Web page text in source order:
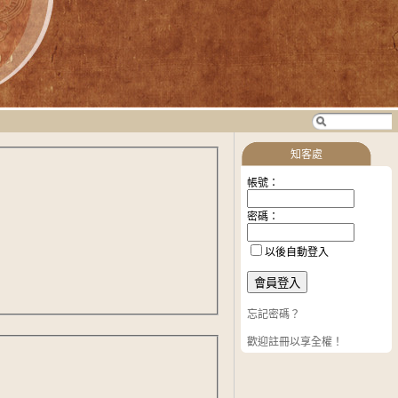
知客處
帳號：
密碼：
以後自動登入
忘記密碼？
歡迎註冊以享全權！